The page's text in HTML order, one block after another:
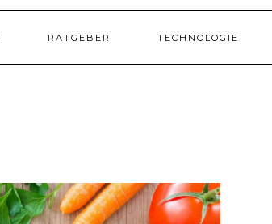
RATGEBER TECHNOLOGIE